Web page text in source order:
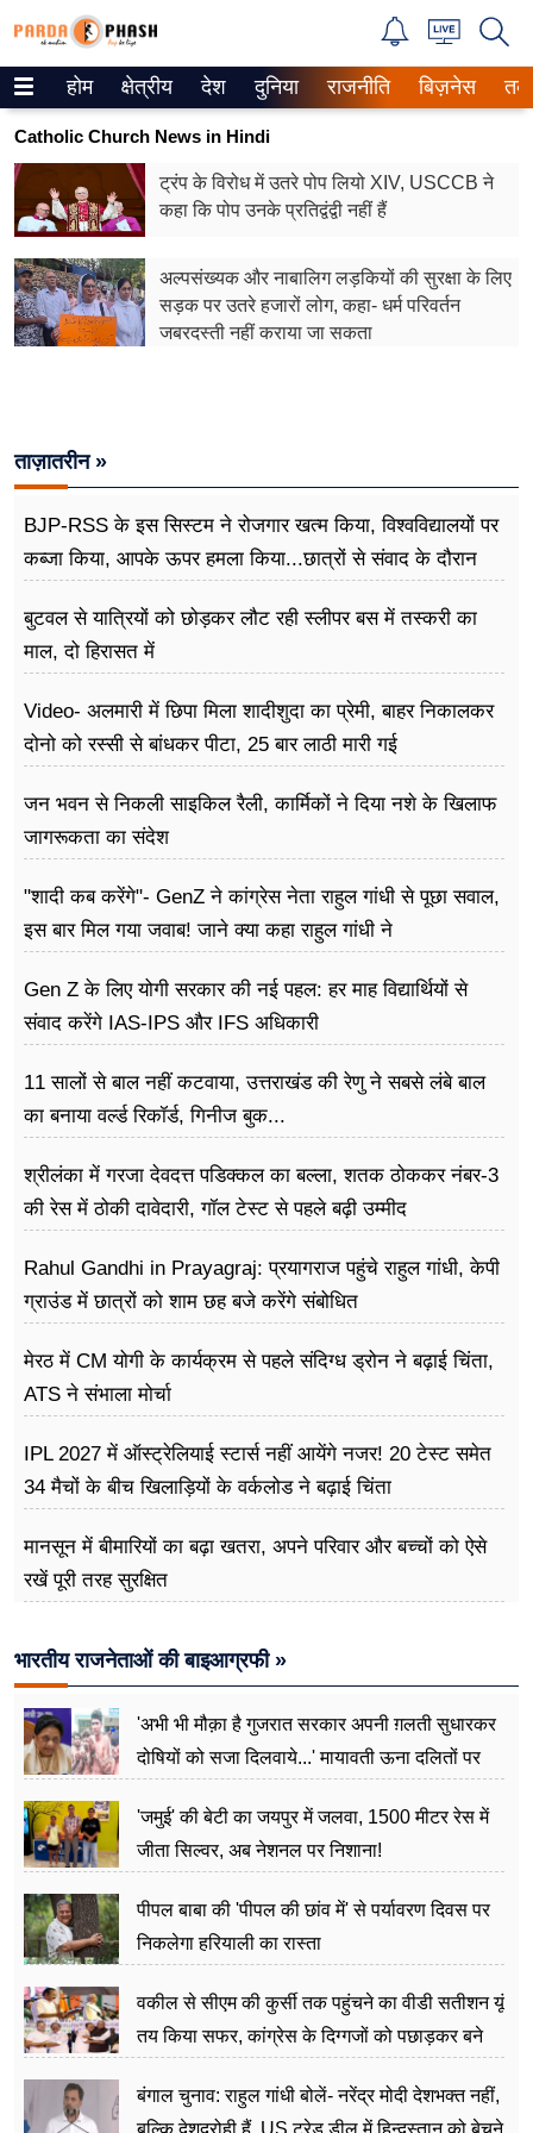
Trending on Google News
ePaper
वेब स्टोरीज
उत्तर प्रदेश
गैलरी
जीवन मंत्रा
ब्‍यूटी
जॉब्स
शिक्षा
अन्य खबरें
होम क्षेत्रीय देश दुनिया राजनीति बिज़नेस
Catholic Church News in Hindi
ट्रंप के विरोध में उतरे पोप लियो XIV, USCCB ने
कहा कि पोप उनके प्रतिद्वंद्वी नहीं हैं
अल्पसंख्यक और नाबालिग लड़कियों की सुरक्षा के लिए
सड़क पर उतरे हजारों लोग, कहा- धर्म परिवर्तन
जबरदस्ती नहीं कराया जा सकता
ताज़ातरीन »
BJP-RSS के इस सिस्टम ने रोजगार खत्म किया, विश्वविद्यालयों पर
कब्जा किया, आपके ऊपर हमला किया...छात्रों से संवाद के दौरान
बुटवल से यात्रियों को छोड़कर लौट रही स्लीपर बस में तस्करी का
माल, दो हिरासत में
Video- अलमारी में छिपा मिला शादीशुदा का प्रेमी, बाहर निकालकर
दोनो को रस्सी से बांधकर पीटा, 25 बार लाठी मारी गई
जन भवन से निकली साइकिल रैली, कार्मिकों ने दिया नशे के खिलाफ
जागरूकता का संदेश
"शादी कब करेंगे"- GenZ ने कांग्रेस नेता राहुल गांधी से पूछा सवाल,
इस बार मिल गया जवाब! जाने क्या कहा राहुल गांधी ने
Gen Z के लिए योगी सरकार की नई पहल: हर माह विद्यार्थियों से
संवाद करेंगे IAS-IPS और IFS अधिकारी
11 सालों से बाल नहीं कटवाया, उत्तराखंड की रेणु ने सबसे लंबे बाल
का बनाया वर्ल्ड रिकॉर्ड, गिनीज बुक...
श्रीलंका में गरजा देवदत्त पडिक्कल का बल्ला, शतक ठोककर नंबर-3
की रेस में ठोकी दावेदारी, गॉल टेस्ट से पहले बढ़ी उम्मीद
Rahul Gandhi in Prayagraj: प्रयागराज पहुंचे राहुल गांधी, केपी
ग्राउंड में छात्रों को शाम छह बजे करेंगे संबोधित
मेरठ में CM योगी के कार्यक्रम से पहले संदिग्ध ड्रोन ने बढ़ाई चिंता,
ATS ने संभाला मोर्चा
IPL 2027 में ऑस्ट्रेलियाई स्टार्स नहीं आयेंगे नजर! 20 टेस्ट समेत
34 मैचों के बीच खिलाड़ियों के वर्कलोड ने बढ़ाई चिंता
मानसून में बीमारियों का बढ़ा खतरा, अपने परिवार और बच्चों को ऐसे
रखें पूरी तरह सुरक्षित
भारतीय राजनेताओं की बाइआग्रफी »
'अभी भी मौक़ा है गुजरात सरकार अपनी ग़लती सुधारकर
दोषियों को सजा दिलवाये...' मायावती ऊना दलितों पर
'जमुई' की बेटी का जयपुर में जलवा, 1500 मीटर रेस में
जीता सिल्वर, अब नेशनल पर निशाना!
पीपल बाबा की 'पीपल की छांव में' से पर्यावरण दिवस पर
निकलेगा हरियाली का रास्ता
वकील से सीएम की कुर्सी तक पहुंचने का वीडी सतीशन यूं
तय किया सफर, कांग्रेस के दिग्गजों को पछाड़कर बने
बंगाल चुनाव: राहुल गांधी बोलें- नरेंद्र मोदी देशभक्त नहीं,